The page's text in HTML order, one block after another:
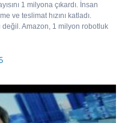
1 milyona çıkardı. İnsan
ve teslimat hızını katladı.
Amazon, 1 milyon robotluk